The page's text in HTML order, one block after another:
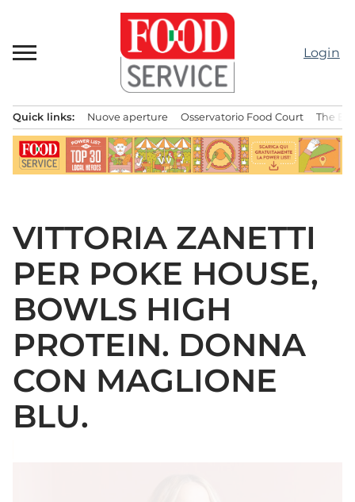
contenuto
Login
principale
Quick links: Nuove aperture Osservatorio Food Court The
VITTORIA ZANETTI
PER POKE HOUSE,
BOWLS HIGH
PROTEIN. DONNA
CON MAGLIONE
BLU.